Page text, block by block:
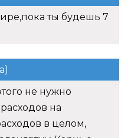
ты будешь 7
не нужно
на
в целом,